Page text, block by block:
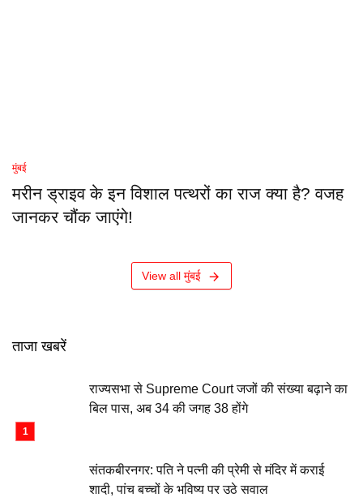
मुंबई
मरीन ड्राइव के इन विशाल पत्थरों का राज क्या है? वजह
जानकर चौंक जाएंगे!
View all मुंबई
ताजा खबरें
राज्यसभा से Supreme Court जजों की संख्या बढ़ाने का
बिल पास, अब 34 की जगह 38 होंगे
संतकबीरनगर: पति ने पत्नी की प्रेमी से मंदिर में कराई
शादी, पांच बच्चों के भविष्य पर उठे सवाल